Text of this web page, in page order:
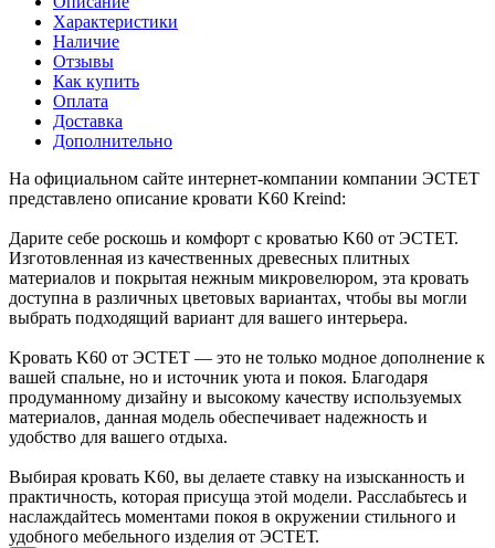
Характеристики
Наличие
Отзывы
Как купить
Оплата
Доставка
Дополнительно
На официальном сайте интернет-компании компании ЭСТЕТ
представлено описание кровати K60 Kreind:
Дарите себе роскошь и комфорт с кроватью K60 от ЭСТЕТ.
Изготовленная из качественных древесных плитных
материалов и покрытая нежным микровелюром, эта кровать
доступна в различных цветовых вариантах, чтобы вы могли
выбрать подходящий вариант для вашего интерьера.
Kровать K60 от ЭСТЕТ — это не только модное дополнение к
вашей спальне, но и источник уюта и покоя. Благодаря
продуманному дизайну и высокому качеству используемых
материалов, данная модель обеспечивает надежность и
удобство для вашего отдыха.
Выбирая кровать K60, вы делаете ставку на изысканность и
практичность, которая присуща этой модели. Расслабьтесь и
наслаждайтесь моментами покоя в окружении стильного и
удобного мебельного изделия от ЭСТЕТ.